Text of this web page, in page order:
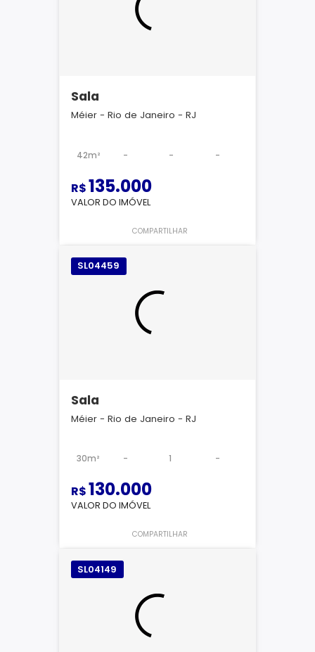
Sala
Méier - Rio de Janeiro - RJ
42m² - - -
R$135.000
VALOR DO IMÓVEL
COMPARTILHAR
SL04459
Sala
Méier - Rio de Janeiro - RJ
30m² - 1 -
R$130.000
VALOR DO IMÓVEL
COMPARTILHAR
SL04149